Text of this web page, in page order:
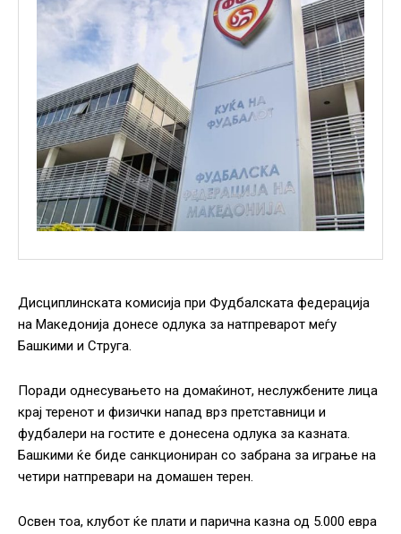
Дисциплинската комисија при Фудбалската федерација
на Македонија донесе одлука за натпреварот меѓу
Башкими и Струга.
Поради однесувањето на домаќинот, неслужбените лица
крај теренот и физички напад врз претставници и
фудбалери на гостите е донесена одлука за казната.
Башкими ќе биде санкциониран со забрана за играње на
четири натпревари на домашен терен.
Освен тоа, клубот ќе плати и парична казна од 5.000 евра